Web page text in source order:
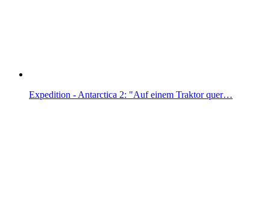
Expedition - Antarctica 2: "Auf einem Traktor quer…